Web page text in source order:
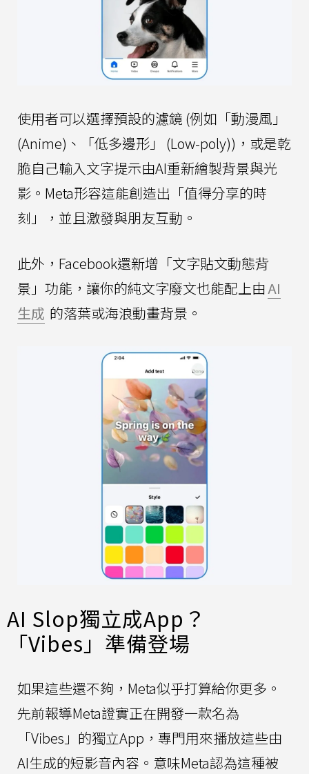
使用者可以選擇預設的濾鏡 (例如「動漫風」
(Anime)、「低多邊形」 (Low-poly))，或是乾
脆自己輸入文字提示由AI重新繪製背景與光
影。Meta形容這能創造出「值得分享的時
刻」，並且激發與朋友互動。
此外，Facebook還新增「文字貼文動態背
景」功能，讓你的純文字廢文也能配上由AI
生成 的落葉或海浪動畫背景。
AI Slop獨立成App？
「Vibes」準備登場
如果這些還不夠，Meta似乎打算給你更多。
先前報導Meta證實正在開發一款名為
「Vibes」的獨立App，專門用來播放這些由
AI生成的短影音內容。意味Meta認為這種被